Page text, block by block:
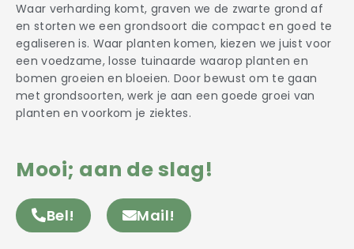
Waar verharding komt, graven we de zwarte grond af
en storten we een grondsoort die compact en goed te
egaliseren is. Waar planten komen, kiezen we juist voor
een voedzame, losse tuinaarde waarop planten en
bomen groeien en bloeien. Door bewust om te gaan
met grondsoorten, werk je aan een goede groei van
planten en voorkom je ziektes.
Mooi; aan de slag!
Bel! Mail!